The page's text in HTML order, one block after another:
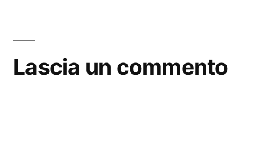
Lascia un commento